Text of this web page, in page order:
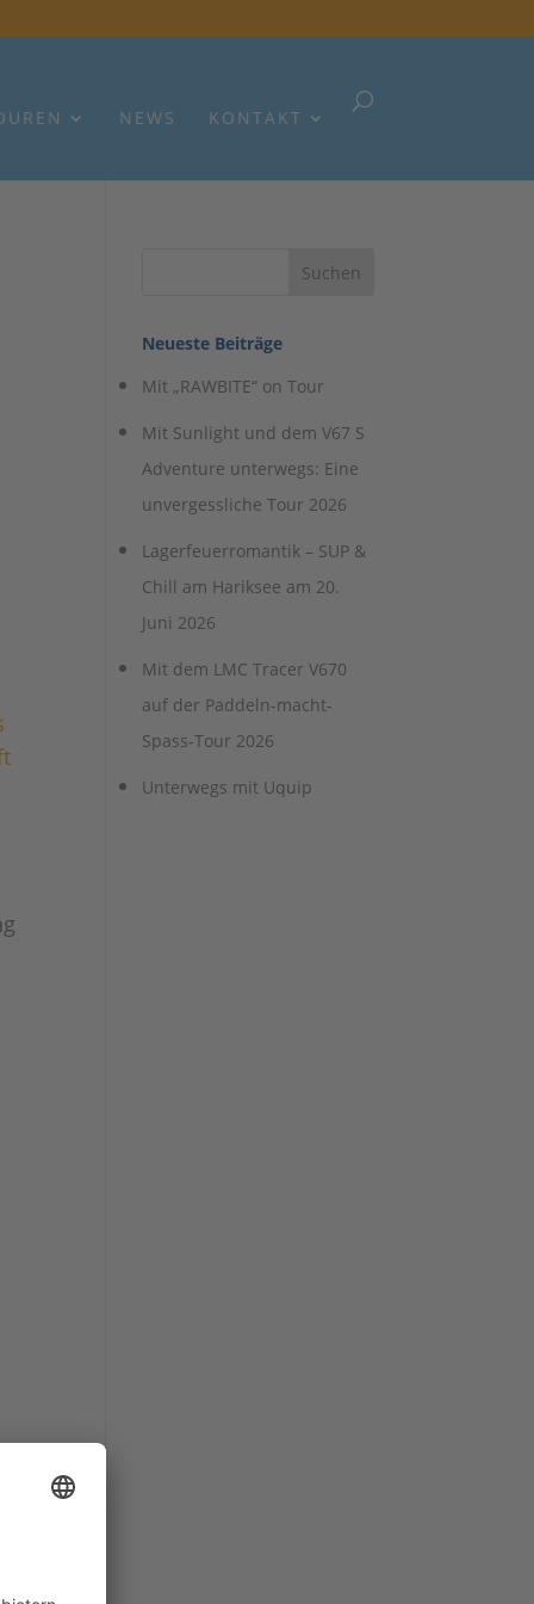
NEWS KONTAKT
Neueste Beiträge
Mit „RAWBITE“ on Tour
Mit Sunlight und dem V67 S
Adventure unterwegs: Eine
unvergessliche Tour 2026
Lagerfeuerromantik – SUP &
Chill am Hariksee am 20.
Juni 2026
Mit dem LMC Tracer V670
auf der Paddeln-macht-
Spass-Tour 2026
Unterwegs mit Uquip